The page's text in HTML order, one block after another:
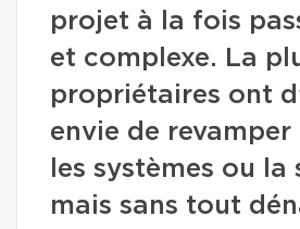
projet à la fois
et complexe. La
propriétaires ont
envie de revamper
les systèmes ou
mais sans tout